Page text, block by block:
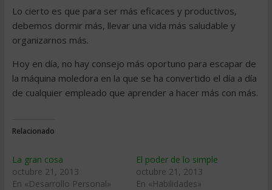
Lo cierto es que para ser más eficaces y productivos,
debemos dormir más, llevar una vida más saludable y
organizarnos más.
Hoy en día, no hay consejo más oportuno para escapar de
la máquina moledora en la que se ha convertido el día a día
de cualquier empleado que aprender a hacer más con más.
Relacionado
La gran cosa
octubre 21, 2013
En «Desarrollo Personal»
El poder de lo simple
octubre 21, 2013
En «Habilidades»